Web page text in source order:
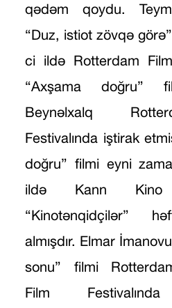
qədəm qoydu.
“Duz, istiot zövqə
ci ildə Rotterdam Film
“Axşama doğru”
Beynəlxalq
Festivalında iştirak
doğru” filmi eyni
ildə Kann Kino
“Kinotənqidçilər”
almışdır. Elmar
sonu” filmi
Film